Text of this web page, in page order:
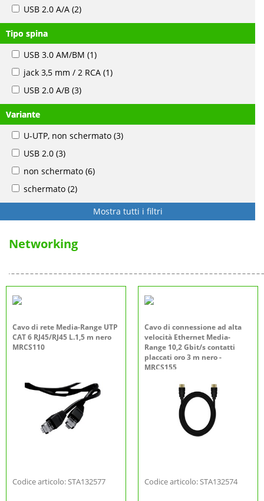
USB 2.0 A/A (2)
Tipo spina
USB 3.0 AM/BM (1)
jack 3,5 mm / 2 RCA (1)
USB 2.0 A/B (3)
Variante
U-UTP, non schermato (3)
USB 2.0 (3)
non schermato (6)
schermato (2)
Mostra tutti i filtri
Networking
Cavo di rete Media-Range UTP
CAT 6 RJ45/RJ45 L.1,5 m nero
MRCS110
Codice articolo: STA132577
Cavo di connessione ad alta
velocità Ethernet Media-
Range 10,2 Gbit/s contatti
placcati oro 3 m nero -
MRCS155
Codice articolo: STA132574